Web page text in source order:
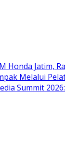
Honda Jatim,
Melalui
Summit